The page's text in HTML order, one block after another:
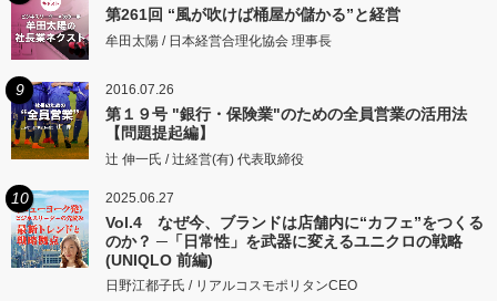
第261回 “風が吹けば桶屋が儲かる”と経営
牟田太陽 / 日本経営合理化協会 理事長
9 2016.07.26
第１９号 "銀行・保険業"のための全員営業の活用法
【問題提起編】
辻 伸一氏 / 辻経営(有) 代表取締役
10 2025.06.27
Vol.4 なぜ今、ブランドは店舗内に“カフェ”をつくる
のか？ ─「日常性」を武器に変えるユニクロの戦略
(UNIQLO 前編)
日野江都子氏 / リアルコスモポリタンCEO